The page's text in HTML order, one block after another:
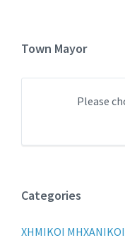
Town Mayor
Please
Categories
XHMIKOI MHXANIKOI